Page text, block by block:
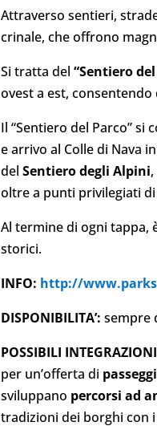
Attraverso sentieri,
crinale, che offrono
Si tratta del“Sentiero
ovest a est,
Il “Sentiero del Parco” si
e arrivo al Colle di Nava
delSentiero degli Alpini,
oltre a punti privilegiati
Al termine di ogni tappa,
storici.
INFO: http://
DISPONIBILITA’: sempre
POSSIBILI
per un’offerta di
sviluppano percorsi ad
tradizioni dei borghi con